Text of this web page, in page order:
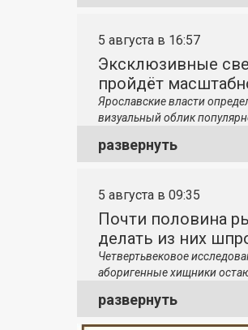
5 августа в 16:57
Эксклюзивные
пройдёт
Ярославские власти
визуальный облик
развернуть
5 августа в 09:35
Почти половина
делать из них
Четвертьвековое
аборигенные хищники
развернуть